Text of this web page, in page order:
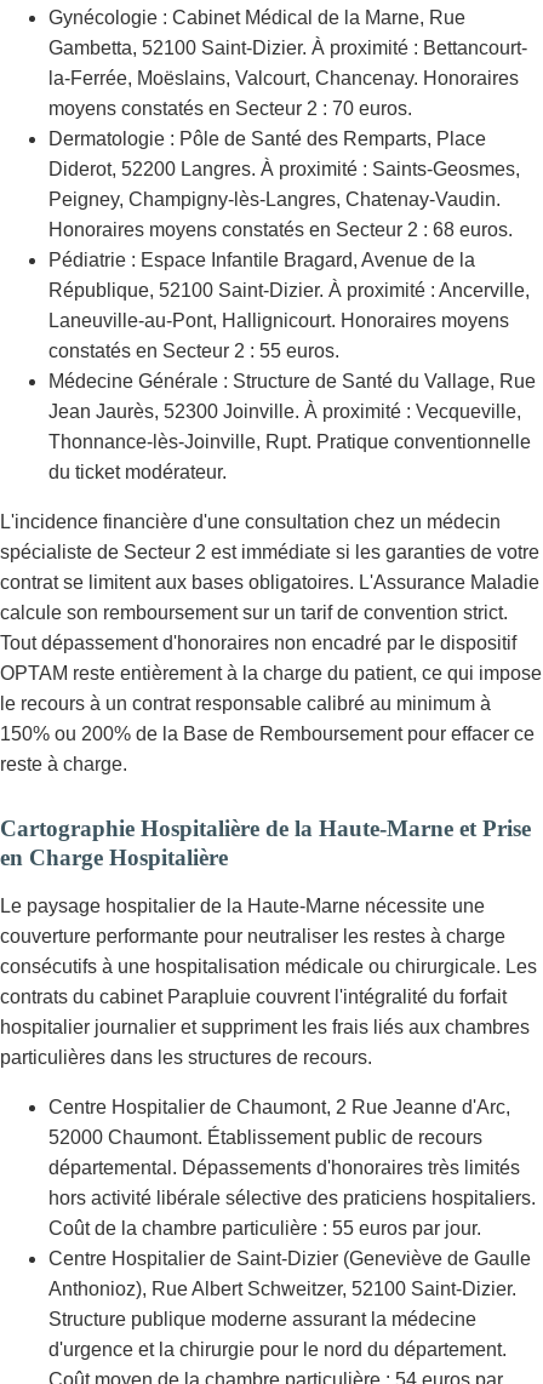
Gynécologie : Cabinet Médical de la Marne, Rue
Gambetta, 52100 Saint-Dizier. À proximité : Bettancourt-
la-Ferrée, Moëslains, Valcourt, Chancenay. Honoraires
moyens constatés en Secteur 2 : 70 euros.
Dermatologie : Pôle de Santé des Remparts, Place
Diderot, 52200 Langres. À proximité : Saints-Geosmes,
Peigney, Champigny-lès-Langres, Chatenay-Vaudin.
Honoraires moyens constatés en Secteur 2 : 68 euros.
Pédiatrie : Espace Infantile Bragard, Avenue de la
République, 52100 Saint-Dizier. À proximité : Ancerville,
Laneuville-au-Pont, Hallignicourt. Honoraires moyens
constatés en Secteur 2 : 55 euros.
Médecine Générale : Structure de Santé du Vallage, Rue
Jean Jaurès, 52300 Joinville. À proximité : Vecqueville,
Thonnance-lès-Joinville, Rupt. Pratique conventionnelle
du ticket modérateur.
L'incidence financière d'une consultation chez un médecin
spécialiste de Secteur 2 est immédiate si les garanties de votre
contrat se limitent aux bases obligatoires. L'Assurance Maladie
calcule son remboursement sur un tarif de convention strict.
Tout dépassement d'honoraires non encadré par le dispositif
OPTAM reste entièrement à la charge du patient, ce qui impose
le recours à un contrat responsable calibré au minimum à
150% ou 200% de la Base de Remboursement pour effacer ce
reste à charge.
Cartographie Hospitalière de la Haute-Marne et Prise
en Charge Hospitalière
Le paysage hospitalier de la Haute-Marne nécessite une
couverture performante pour neutraliser les restes à charge
consécutifs à une hospitalisation médicale ou chirurgicale. Les
contrats du cabinet Parapluie couvrent l'intégralité du forfait
hospitalier journalier et suppriment les frais liés aux chambres
particulières dans les structures de recours.
Centre Hospitalier de Chaumont, 2 Rue Jeanne d'Arc,
52000 Chaumont. Établissement public de recours
départemental. Dépassements d'honoraires très limités
hors activité libérale sélective des praticiens hospitaliers.
Coût de la chambre particulière : 55 euros par jour.
Centre Hospitalier de Saint-Dizier (Geneviève de Gaulle
Anthonioz), Rue Albert Schweitzer, 52100 Saint-Dizier.
Structure publique moderne assurant la médecine
d'urgence et la chirurgie pour le nord du département.
Coût moyen de la chambre particulière : 54 euros par